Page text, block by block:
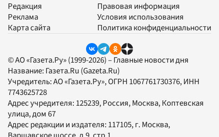
Редакция
Реклама
Карта сайта
Правовая информация
Условия использования
Политика конфиденциальности
© АО «Газета.Ру» (1999-2026) – Главные новости дня
Название: Газета.Ru (Gazeta.Ru)
Учредитель:АО «Газета.Ру», ОГРН 1067761730376, ИНН
7743625728
Адрес учредителя: 125239, Россия, Москва, Коптевская
улица, дом 67
Адрес редакции и издателя: 117105, г. Москва,